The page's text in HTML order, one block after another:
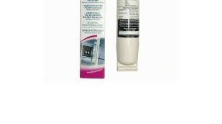
LG, GC-G227STBA (GCG227STBASTIQEAG)
LG, GC-G227STBA (GCG227STBASTIQESW)
LG, GC-G227STBA (GCG227STBASTIQHSS)
LG, GC-G227STBA (GCG227STBASTIQLGD)
LG, GC-G227STBA (GCG227STBASTIQSTG)
LG, GC-G227STBK (GCG227STBKSTIQSTG)